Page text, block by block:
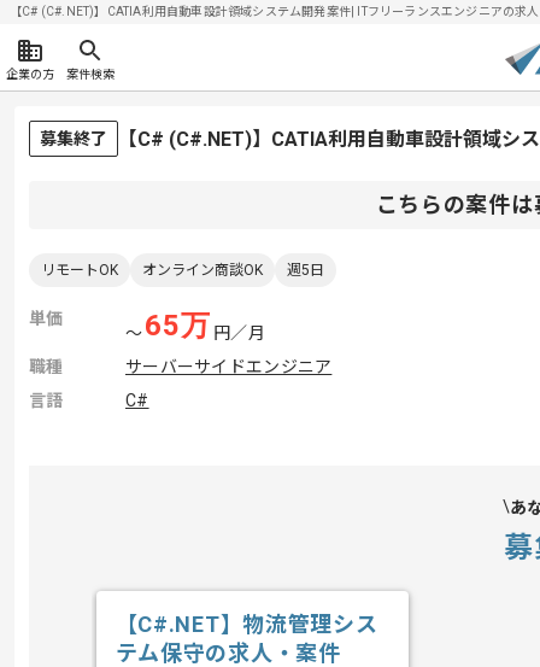
【C# (C#.NET)】CATIA利用自動車設計領域システム開発案件| ITフリーランスエンジニアの
企業の方 案件検索
募集終了 【C# (C#.NET)】CATIA利用自動車設計領域シ
こちらの案件
リモートOK オンライン商談OK 週5日
単価
〜65万 円／月
職種
サーバーサイドエンジニア
言語
C#
あ
【C#.NET】物流管理シス
テム保守の求人・案件